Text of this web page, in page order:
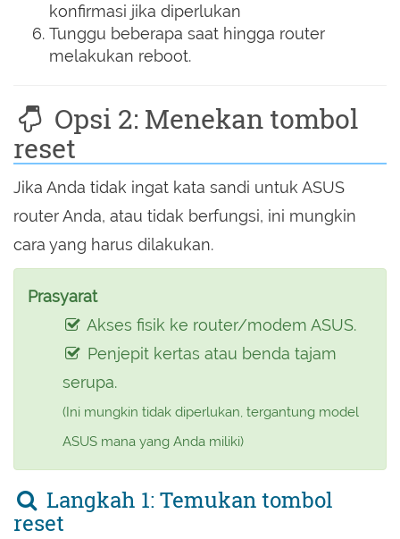
konfirmasi jika diperlukan
Tunggu beberapa saat hingga router
melakukan reboot.
Opsi 2: Menekan tombol
reset
Jika Anda tidak ingat kata sandi untuk ASUS
router Anda, atau tidak berfungsi, ini mungkin
cara yang harus dilakukan.
Prasyarat
Akses fisik ke router/modem ASUS.
Penjepit kertas atau benda tajam
serupa.
(Ini mungkin tidak diperlukan, tergantung model
ASUS mana yang Anda miliki)
Langkah 1: Temukan tombol
reset